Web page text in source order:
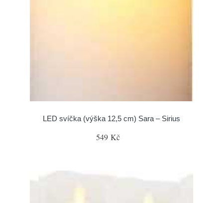
LED svíčka (výška 12,5 cm) Sara – Sirius
549 Kč